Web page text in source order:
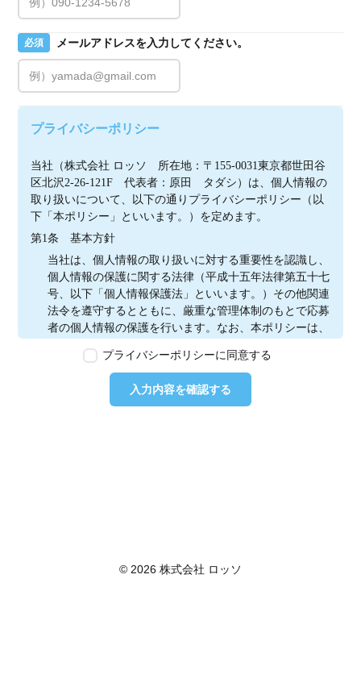
必須 メールアドレスを入力してください。
プライバシーポリシー
当社（株式会社 ロッソ　所在地：〒155-0031東京都世田谷
区北沢2-26-121F　代表者：原田　タダシ）は、個人情報の
取り扱いについて、以下の通りプライバシーポリシー（以
下「本ポリシー」といいます。）を定めます。
第1条　基本方針
当社は、個人情報の取り扱いに対する重要性を認識し、
個人情報の保護に関する法律（平成十五年法律第五十七
号、以下「個人情報保護法」といいます。）その他関連
法令を遵守するとともに、厳重な管理体制のもとで応募
者の個人情報の保護を行います。なお、本ポリシーは、
のとします。
第2条　個人情報の定義
本ポリシーにおいて「個人情報」とは、個人情報保護法
利用の停止、消去及び第三者への提供の停止を行うこと
プライバシーポリシーに同意する
入力内容を確認する
© 2026 株式会社 ロッソ